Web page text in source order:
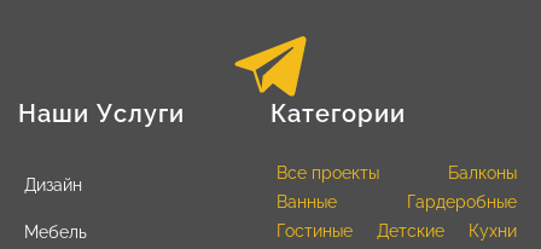
Наши Услуги
Дизайн
Мебель
Категории
Все проекты
Балконы
Ванные
Гардеробные
Гостиные
Детские
Кухни